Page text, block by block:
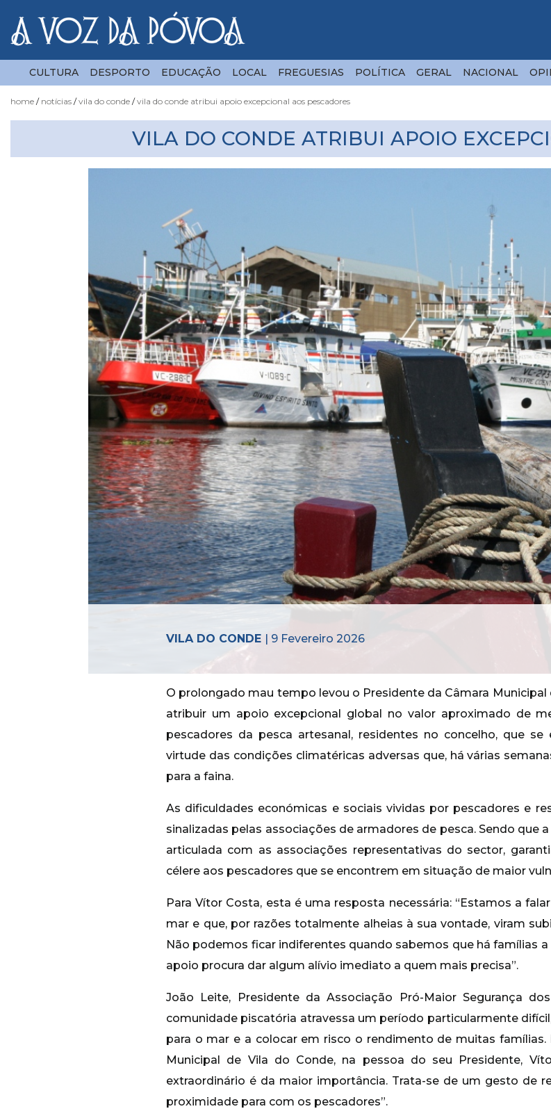
CULTURA DESPORTO EDUCAÇÃO LOCAL FREGUESIAS POLÍTICA GERAL NACIONAL
home notícias vila do conde vila do conde atribui apoio excepcional aos pescadores
VILA DO CONDE ATRIBUI APOIO
VILA DO CONDE | 9 Fevereiro 2026
O prolongado mau tempo levou o Presidente da Câmara Municipal
atribuir um apoio excepcional global no valor aproximado de
pescadores da pesca artesanal, residentes no concelho, que
virtude das condições climatéricas adversas que, há várias
para a faina.
As dificuldades económicas e sociais vividas por pescadores e
sinalizadas pelas associações de armadores de pesca. Sendo que
articulada com as associações representativas do sector,
célere aos pescadores que se encontrem em situação de maior
Para Vítor Costa, esta é uma resposta necessária: “Estamos a
mar e que, por razões totalmente alheias à sua vontade, viram
Não podemos ficar indiferentes quando sabemos que há famílias
apoio procura dar algum alívio imediato a quem mais precisa”.
João Leite, Presidente da Associação Pró-Maior Segurança
comunidade piscatória atravessa um período particularmente
para o mar e a colocar em risco o rendimento de muitas
Municipal de Vila do Conde, na pessoa do seu Presidente,
extraordinário é da maior importância. Trata-se de um gesto de
proximidade para com os pescadores”.